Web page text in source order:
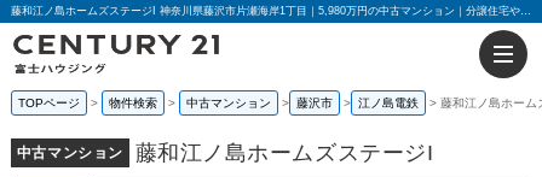
藤和江ノ島ホームズステージI 神奈川県藤沢市片瀬海岸1丁目｜5,980万円の中古マンション｜分譲住宅や新築物件｜センチュリー21富士ハウジング
TOPページ 物件検索 中古マンション 藤沢市 江ノ島電鉄 藤和江ノ島ホーム
中古マンション 藤和江ノ島ホームズステージI